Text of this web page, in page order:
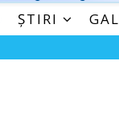
ȘTIRI